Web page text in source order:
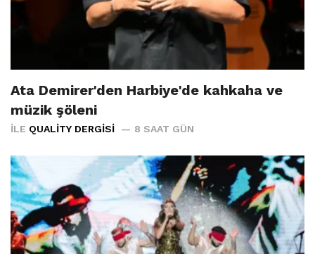
Ata Demirer'den Harbiye'de kahkaha ve
müzik şöleni
İLE QUALITY DERGISI 8 SAAT GÜN